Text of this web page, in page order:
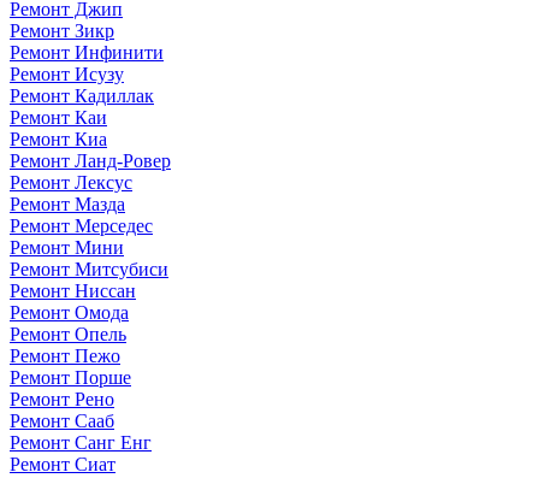
Ремонт Джип
Ремонт Зикр
Ремонт Инфинити
Ремонт Исузу
Ремонт Кадиллак
Ремонт Каи
Ремонт Киа
Ремонт Ланд-Ровер
Ремонт Лексус
Ремонт Мазда
Ремонт Мерседес
Ремонт Мини
Ремонт Митсубиси
Ремонт Ниссан
Ремонт Омода
Ремонт Опель
Ремонт Пежо
Ремонт Порше
Ремонт Рено
Ремонт Сааб
Ремонт Санг Енг
Ремонт Сиат